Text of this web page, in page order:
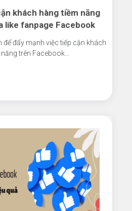
khách hàng tiềm năng
like fanpage Facebook
đẩy mạnh việc tiếp cận khách
trên Facebook…